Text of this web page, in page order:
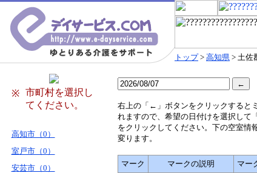
トップ> 高知県 > 土佐
※
市町村を選択し
てください。
高知市（0）
室戸市（0）
安芸市（0）
右上の「←」ボタンをクリックすると
れますので、希望の日付けを選択して
をクリックしてください。下の空室情
変ります。
マーク マークの説明 マー